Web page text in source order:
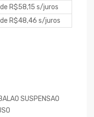
R$58,15 s/juros
R$48,46 s/juros
SUSPENSAO